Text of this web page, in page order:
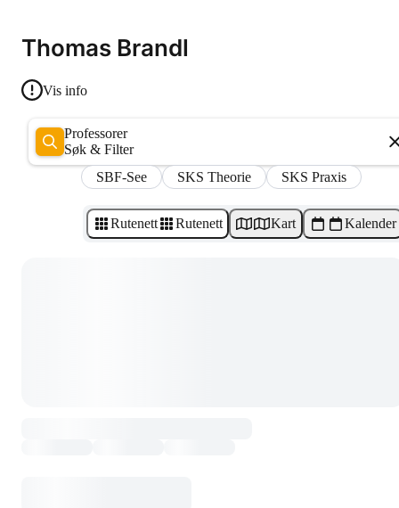
Thomas Brandl
Vis info
Professorer
Søk & Filter
SBF-See
SKS Theorie SKS Praxis
Rutenett Rutenett Kart Kalender